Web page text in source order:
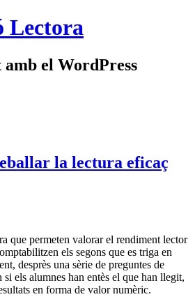
Lectora
el WordPress
la lectura eficaç
que permeten valorar el rendiment lector
els segons que es triga en
desprès una sèrie de preguntes de
els alumnes han entès el que han llegit,
en forma de valor numèric.